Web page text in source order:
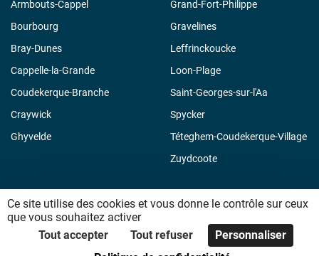
Armbouts-Cappel
Bourbourg
Bray-Dunes
Cappelle-la-Grande
Coudekerque-Branche
Craywick
Ghyvelde
Grand-Fort-Philippe
Gravelines
Leffrinckoucke
Loon-Plage
Saint-Georges-sur-l'Aa
Spycker
Téteghem-Coudekerque-Village
Zuydcoote
Plateforme développée en France par HACKTIV
Ce site utilise des cookies et vous donne le contrôle sur ceux
que vous souhaitez activer
Tout accepter
Tout refuser
Personnaliser